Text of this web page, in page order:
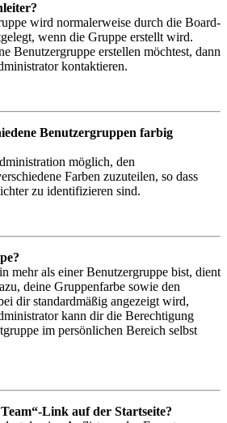
wird normalerweise durch die Board-
wenn die Gruppe erstellt wird.
Benutzergruppe erstellen möchtest, dann
kontaktieren.
Benutzergruppen farbig
möglich, den
Farben zuzuteilen, so dass
zu identifizieren sind.
mehr als einer Benutzergruppe bist, dient
deine Gruppenfarbe sowie den
dir standardmäßig angezeigt wird,
kann dir die Berechtigung
im persönlichen Bereich selbst
Link auf der Startseite?